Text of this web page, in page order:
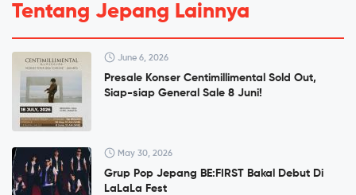
Tentang Jepang Lainnya
June 6, 2026
Presale Konser Centimillimental Sold Out,
Siap-siap General Sale 8 Juni!
May 30, 2026
Grup Pop Jepang BE:FIRST Bakal Debut Di
LaLaLa Fest